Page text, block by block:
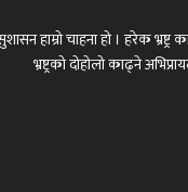
हाम्रो चाहना हो । हरेक भ्रष्ट्र
भ्रष्ट्रको दोहोलो काढ्ने